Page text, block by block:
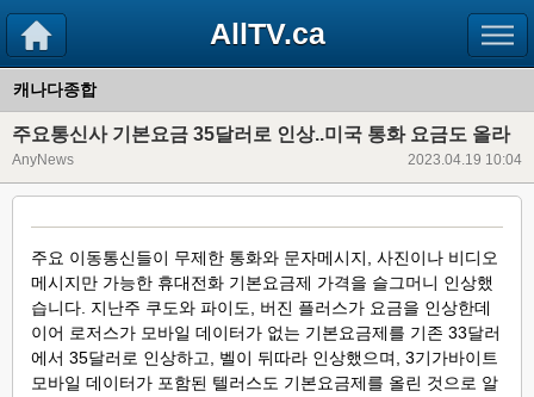
AllTV.ca
캐나다종합
주요통신사 기본요금 35달러로 인상..미국 통화 요금도 올라
AnyNews 2023.04.19 10:04
주요 이동통신들이 무제한 통화와 문자메시지, 사진이나 비디오
메시지만 가능한 휴대전화 기본요금제 가격을 슬그머니 인상했
습니다. 지난주 쿠도와 파이도, 버진 플러스가 요금을 인상한데
이어 로저스가 모바일 데이터가 없는 기본요금제를 기존 33달러
에서 35달러로 인상하고, 벨이 뒤따라 인상했으며, 3기가바이트
모바일 데이터가 포함된 텔러스도 기본요금제를 올린 것으로 알